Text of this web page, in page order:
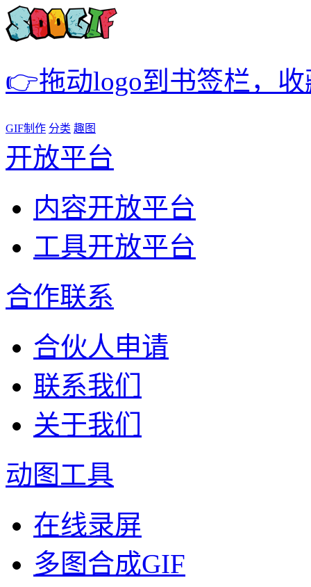
👉拖动logo到书签栏，
GIF制作 分类 趣图
开放平台
内容开放平台
工具开放平台
合作联系
合伙人申请
联系我们
关于我们
动图工具
在线录屏
多图合成GIF